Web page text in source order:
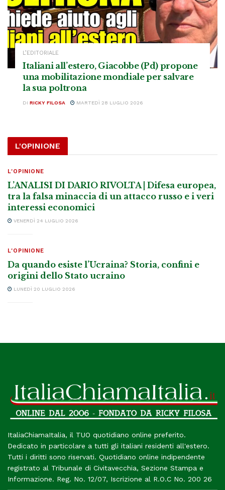
L’EDITORIALE
Italiani all’estero, Giacobbe (Pd) propone
una mobilitazione mondiale per salvare
la sua poltrona
DI RICKY FILOSA MARTEDÌ 28 LUGLIO 2026
L'OPINIONE
L'OPINIONE
L’ANALISI DI DARIO RIVOLTA | Difesa europea,
tra la falsa minaccia di un attacco russo e i veri
interessi economici
VENERDÌ 24 LUGLIO 2026
L'OPINIONE
Da quando esiste l’Ucraina? Storia, confini e
origini dello Stato ucraino
LUNEDÌ 20 LUGLIO 2026
ItaliaChiamaItalia, il TUO quotidiano online preferito.
Dedicato in particolare a tutti gli italiani residenti all'estero.
Tutti i diritti sono riservati. Quotidiano online indipendente
registrato al Tribunale di Civitavecchia, Sezione Stampa e
Informazione. Reg. No. 12/07, Iscrizione al R.O.C No. 200 26